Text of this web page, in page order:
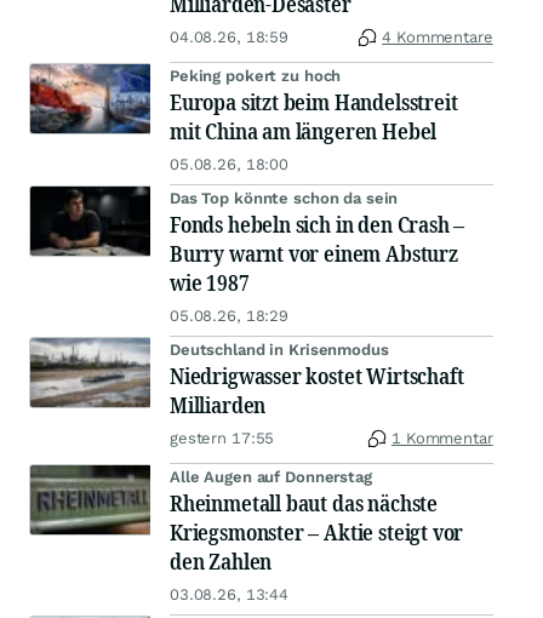
04.08.26, 18:59 4 Kommentare
Peking pokert zu hoch
Europa sitzt beim Handelsstreit
mit China am längeren Hebel
05.08.26, 18:00
Das Top könnte schon da sein
Fonds hebeln sich in den Crash –
Burry warnt vor einem Absturz
wie 1987
05.08.26, 18:29
Deutschland in Krisenmodus
Niedrigwasser kostet Wirtschaft
Milliarden
gestern 17:55 1 Kommentar
Alle Augen auf Donnerstag
Rheinmetall baut das nächste
Kriegsmonster – Aktie steigt vor
den Zahlen
03.08.26, 13:44